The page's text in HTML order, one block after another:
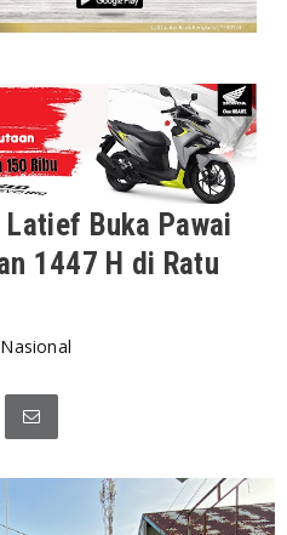
Buka Pawai
1447 H di Ratu
Nasional